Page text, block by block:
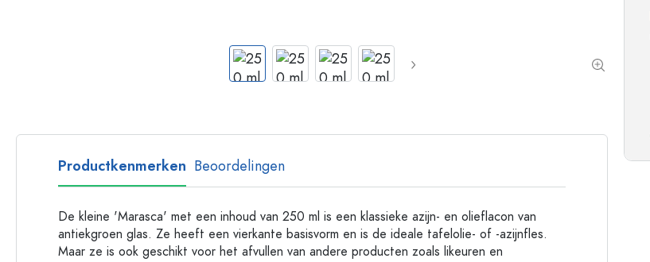
Flessen per materiaal
Productkenmerken Beoordelingen
De kleine 'Marasca' met een inhoud van 250 ml is een klassieke azijn- en olieflacon van
antiekgroen glas. Ze heeft een vierkante basisvorm en is de ideale tafelolie- of -azijnfles.
Maar ze is ook geschikt voor het afvullen van andere producten zoals likeuren en